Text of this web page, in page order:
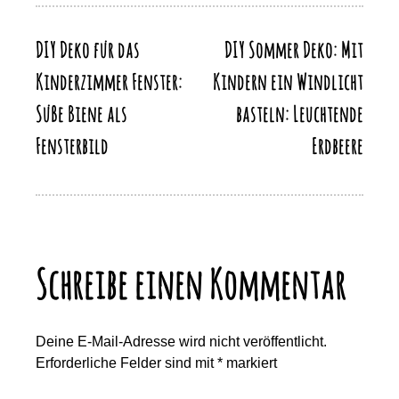
k
Beitragsnavigation
DIY Deko für das
Kinderzimmer Fenster:
Süße Biene als
Fensterbild
DIY Sommer Deko: Mit
Kindern ein Windlicht
basteln: Leuchtende
Erdbeere
Schreibe einen Kommentar
Deine E-Mail-Adresse wird nicht veröffentlicht.
Erforderliche Felder sind mit* markiert